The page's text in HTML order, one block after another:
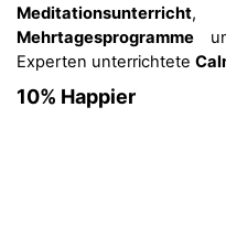
Meditationsunterricht
Mehrtagesprogramme
Experten unterrichtete
10% Happier